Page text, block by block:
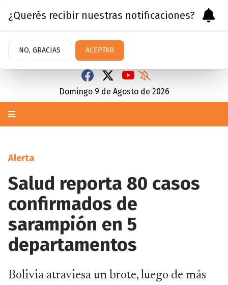
Domingo 9 de Agosto de 2026
Alerta
Salud reporta 80 casos
confirmados de
sarampión en 5
departamentos
Bolivia atraviesa un brote, luego de más
¿Querés recibir nuestras notificaciones?
NO, GRACIAS ACEPTAR